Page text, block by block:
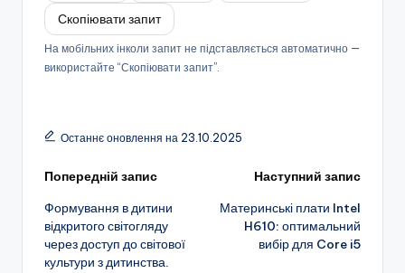
Скопіювати запит
На мобільних інколи запит не підставляється автоматично —
використайте “Скопіювати запит”.
Останнє оновлення на 23.10.2025
Навігація
по
запису
Попередній запис
Формування в дитини
відкритого світогляду
через доступ до світової
культури з дитинства.
Наступний запис
Материнські плати Intel
H610: оптимальний
вибір для Core i5